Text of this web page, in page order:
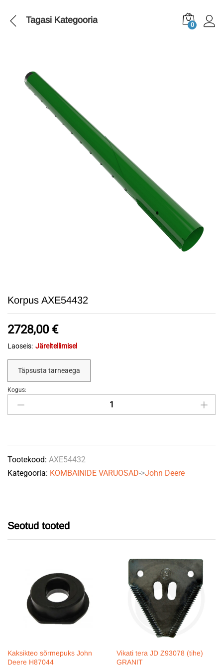
Tagasi Kategooria 0
Korpus AXE54432
2728,00 €
Laoseis: Järeltellimisel
Täpsusta tarneaega
Korpus
AXE54432
Kogus:
Tootekood: AXE54432
Kategooria: KOMBAINIDE VARUOSAD->John Deere
Seotud tooted
Kaksikteo sõrmepuks John
Deere H87044
Vikati tera JD Z93078 (tihe)
GRANIT